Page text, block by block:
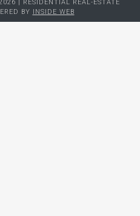
| RESIDENTIAL REAL-ESTATE
BY INSIDE WEB